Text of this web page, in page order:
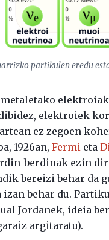
partikulen eredu
elektroiek
ez zegoen
1926an,Fermi eta
berdinak ezin
bereizi behar da
izan behar du.
Jordanek, ideia
argitaratu).